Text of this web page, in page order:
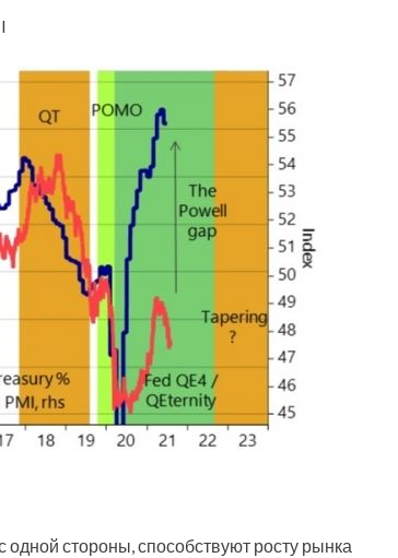
одной стороны, способствуют росту рынка